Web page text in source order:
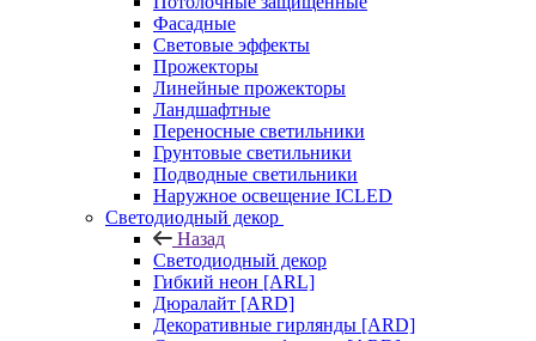
Фасадные
Световые эффекты
Прожекторы
Линейные прожекторы
Ландшафтные
Переносные светильники
Грунтовые светильники
Подводные светильники
Наружное освещение ICLED
Светодиодный декор
Назад
Светодиодный декор
Гибкий неон [ARL]
Дюралайт [ARD]
Декоративные гирлянды [ARD]